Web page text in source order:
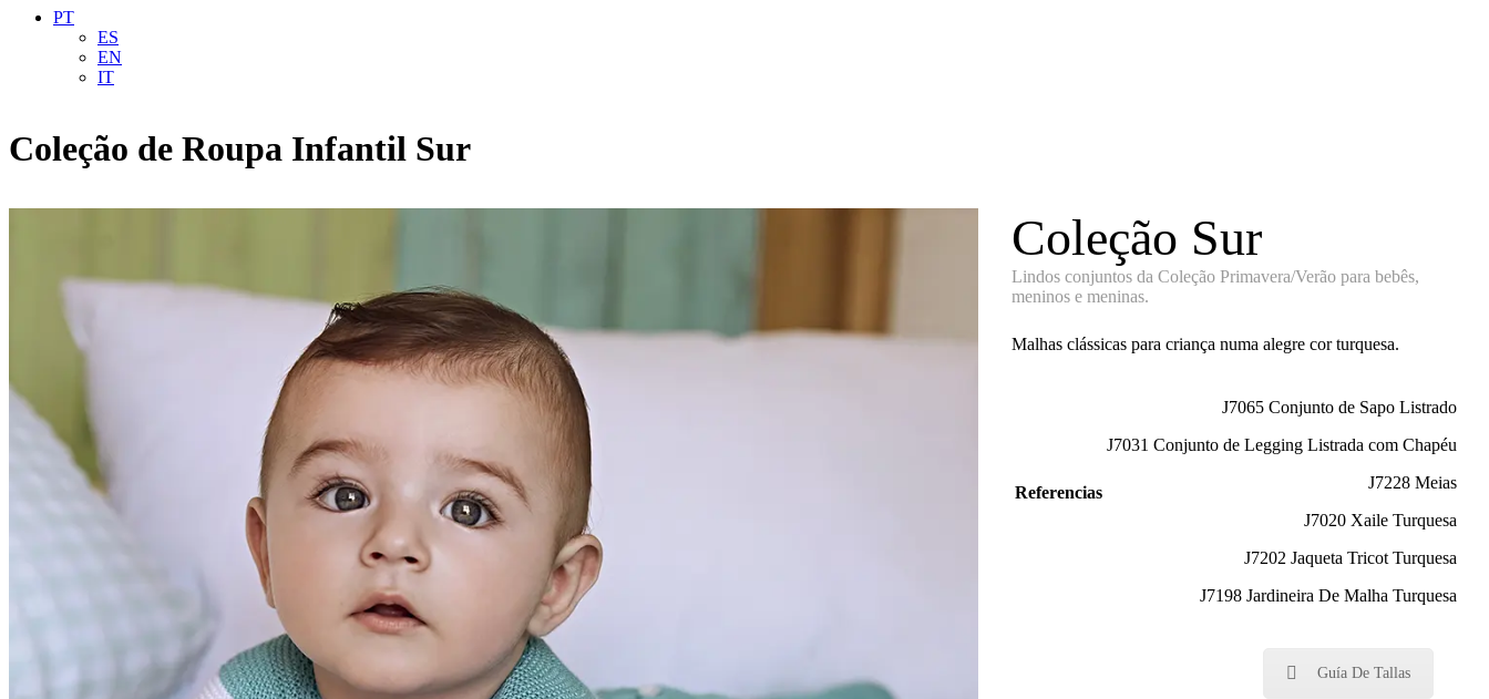
PT
ES
EN
IT
Coleção de Roupa Infantil Sur
Coleção Sur
Lindos conjuntos da Coleção Primavera/Verão para bebês,
meninos e meninas.
Malhas clássicas para criança numa alegre cor turquesa.
Referencias
J7065 Conjunto de Sapo Listrado
J7031 Conjunto de Legging Listrada com Chapéu
J7228 Meias
J7020 Xaile Turquesa
J7202 Jaqueta Tricot Turquesa
J7198 Jardineira De Malha Turquesa
Guía De Tallas